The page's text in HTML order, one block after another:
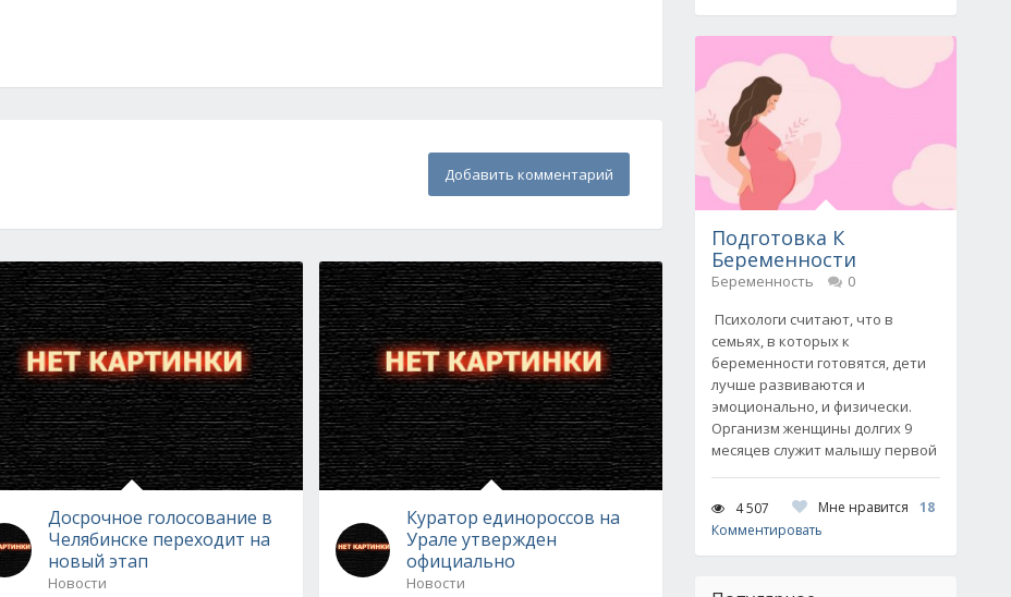
Добавить комментарий
Досрочное голосование в
Челябинске переходит на
новый этап
Новости
Куратор единороссов на
Урале утвержден
официально
Новости
Подготовка К
Беременности
Беременность
0
Психологи считают, что в
семьях, в которых к
беременности готовятся, дети
лучше развиваются и
эмоционально, и физически.
Организм женщины долгих 9
месяцев служит малышу первой
4 507 Мне нравится
18
Комментировать